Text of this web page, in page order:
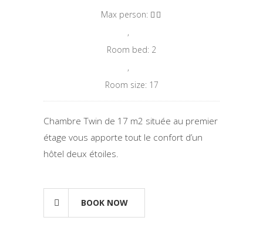
Max person:
,
Room bed: 2
,
Room size: 17
Chambre Twin de 17 m2 située au premier
étage vous apporte tout le confort d’un
hôtel deux étoiles.
BOOK NOW